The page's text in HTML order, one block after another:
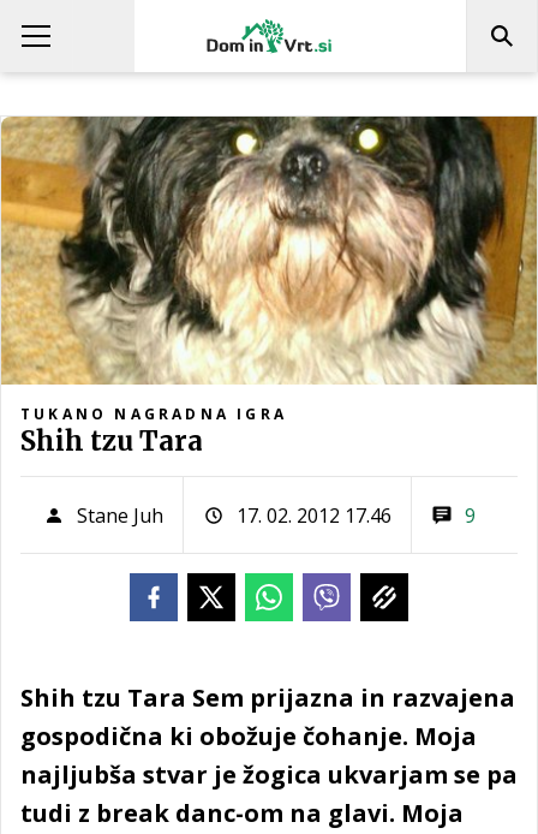
TUKANO NAGRADNA IGRA
Shih tzu Tara
Stane Juh 17. 02. 2012 17.46 9
Shih tzu Tara Sem prijazna in razvajena
gospodična ki obožuje čohanje. Moja
najljubša stvar je žogica ukvarjam se pa
tudi z break danc-om na glavi. Moja